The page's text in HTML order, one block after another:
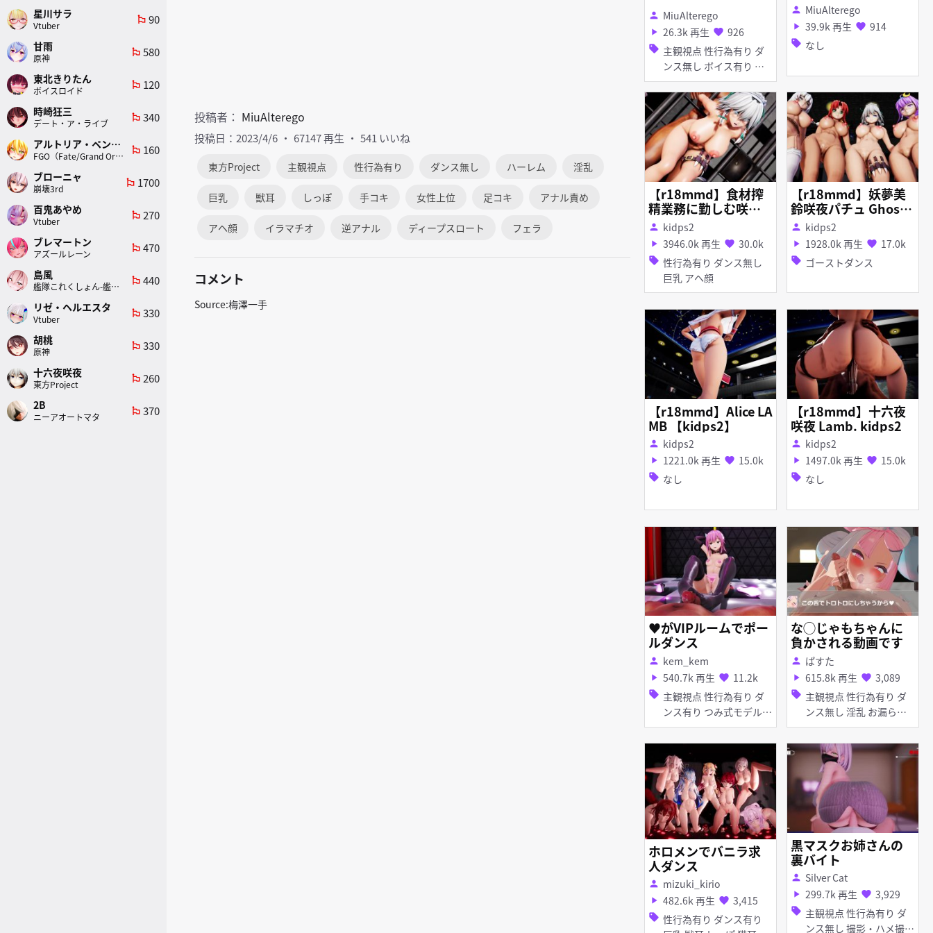
投稿者： MiuAlterego
投稿日：2023/4/6 67147 再生 541 いいね
東方Project 主観視点 性行為有り ダンス無し ハーレム 淫乱
巨乳 獣耳 しっぽ 手コキ 女性上位 足コキ アナル責め
アヘ顔 イラマチオ 逆アナル ディープスロート フェラ
コメント
Source:梅澤一手
person MiuAlterego
play_arrow 26.3k 再生 favorite 926
sell 主観視点 性行為有り ダ
ンス無し ボイス有り 淫
乱
person MiuAlterego
play_arrow 39.9k 再生 favorite 914
sell なし
【r18mmd】食材搾
精業務に勤しむ咲夜
さん
person kidps2
play_arrow 3946.0k 再生 favorite 30.0k
sell 性行為有り ダンス無し
巨乳 アヘ顔
【r18mmd】妖夢美
鈴咲夜パチュ Ghost
dance
person kidps2
play_arrow 1928.0k 再生 favorite 17.0k
sell ゴーストダンス
【r18mmd】Alice LA
MB 【kidps2】
person kidps2
play_arrow 1221.0k 再生 favorite 15.0k
sell なし
【r18mmd】十六夜
咲夜 Lamb. kidps2
person kidps2
play_arrow 1497.0k 再生 favorite 15.0k
sell なし
♥がVIPルームでポー
ルダンス
person kem_kem
play_arrow 540.7k 再生 favorite 11.2k
sell 主観視点 性行為有り ダ
ンス有り つみ式モデル
淫乱 ピアス・装飾品 足
コキ 手コキ パイズリ 女
性上位
な◯じゃもちゃんに
負かされる動画です
person ぱすた
play_arrow 615.8k 再生 favorite 3,089
sell 主観視点 性行為有り ダ
ンス無し 淫乱 お漏ら
し・潮吹き ディープスロ
ート 手コキ フェラ 女性
上位
ホロメンでバニラ求
人ダンス
person mizuki_kirio
play_arrow 482.6k 再生 favorite 3,415
sell 性行為有り ダンス有り
黒マスクお姉さんの
裏バイト
person Silver Cat
play_arrow 299.7k 再生 favorite 3,929
sell 主観視点 性行為有り ダ
ンス無し 撮影・ハメ撮り
星川サラ
Vtuber
emoji_flags 90
甘雨
原神
emoji_flags 580
東北きりたん
ボイスロイド
emoji_flags 120
時崎狂三
デート・ア・ライブ
emoji_flags 340
アルトリア・ペンドラゴン(ランサー)
FGO（Fate/Grand Order）
emoji_flags 160
ブローニャ
崩壊3rd
emoji_flags 1700
百鬼あやめ
Vtuber
emoji_flags 270
ブレマートン
アズールレーン
emoji_flags 470
島風
艦隊これくしょん-艦これ-
emoji_flags 440
リゼ・ヘルエスタ
Vtuber
emoji_flags 330
胡桃
原神
emoji_flags 330
十六夜咲夜
東方Project
emoji_flags 260
2B
ニーアオートマタ
emoji_flags 370